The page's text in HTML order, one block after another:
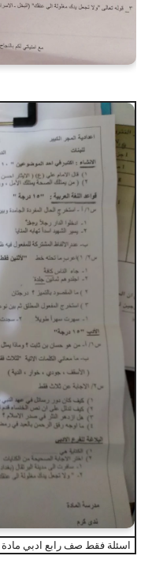
اسئلة فقط صف رابع ادبي مادة عربي